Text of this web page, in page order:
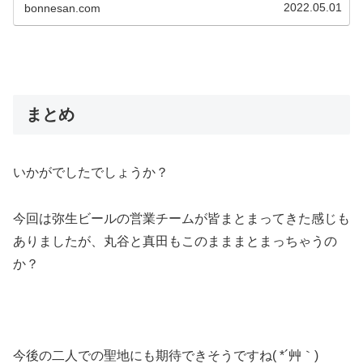
bonnesan.com 2022.05.01
まとめ
いかがでしたでしょうか？
今回は弥生ビールの営業チームが皆まとまってきた感じも
ありましたが、丸谷と真田もこのまままとまっちゃうの
か？
今後の二人での聖地にも期待できそうですね( *´艸｀)